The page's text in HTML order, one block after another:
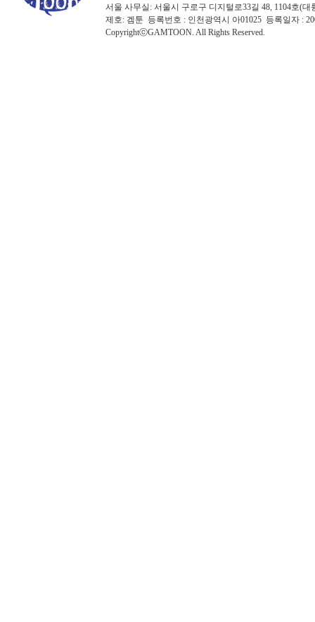
서울 사무실: 서울시 구로구 디지털로33길 48, 1104호(대
제호: 겜툰 등록번호 : 인천광역시 아01025 등록일자 :
CopyrightⓒGAMTOON. All Rights Reserved.